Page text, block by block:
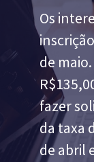
Os
de
fazer
da taxa
de abril